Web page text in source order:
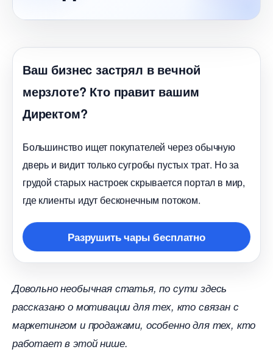
аш бизнес застрял в вечной
мерзлоте? Кто правит вашим
Директом?
Большинство ищет покупателей через обычную
дверь и видит только сугробы пустых трат. Но за
рудой старых настроек скрывается портал в мир,
де клиенты идут бесконечным потоком.
Разрушить чары бесплатно
Довольно необычная статья, по сути здесь
рассказано о мотивации для тех, кто связан с
маркетингом и продажами, особенно для тех, кто
работает в этой нише.